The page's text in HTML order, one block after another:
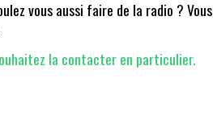
vous aussi faire de la radio ?
la contacter en particulier.